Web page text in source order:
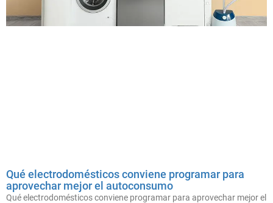
Qué electrodomésticos conviene programar para
aprovechar mejor el autoconsumo
Qué electrodomésticos conviene programar para aprovechar mejor el